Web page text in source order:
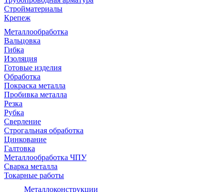
Стройматериалы
Крепеж
Металлообработка
Вальцовка
Гибка
Изоляция
Готовые изделия
Обработка
Покраска металла
Пробивка металла
Резка
Рубка
Сверление
Строгальная обработка
Цинкование
Галтовка
Металлообработка ЧПУ
Сварка металла
Токарные работы
Металлоконструкции